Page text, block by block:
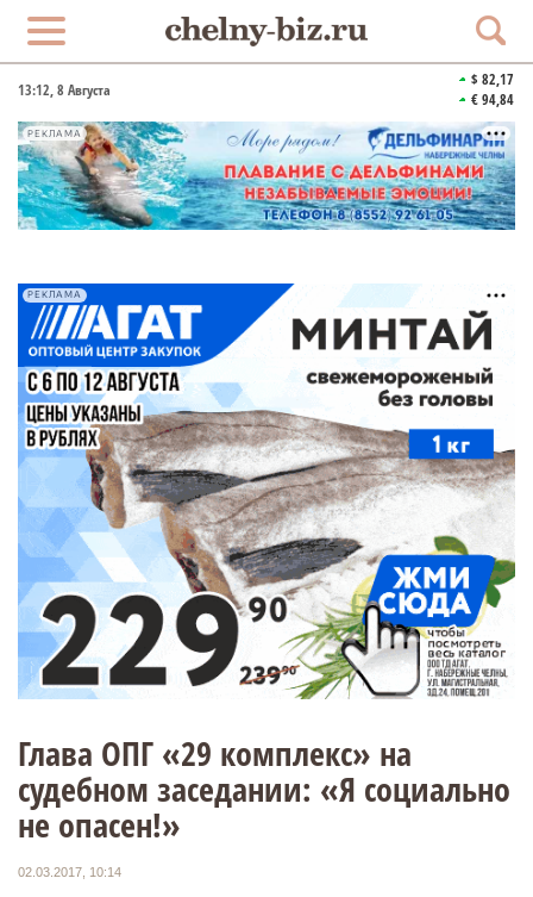
13:12, 8 Августа
$ 82,17
€ 94,84
РЕКЛАМА
РЕКЛАМА
Глава ОПГ «29 комплекс» на
судебном заседании: «Я социально
не опасен!»
02.03.2017, 10:14